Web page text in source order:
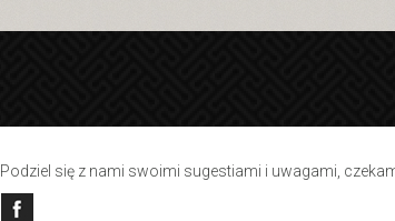
Podziel się z nami swoimi sugestiami i uwagami,